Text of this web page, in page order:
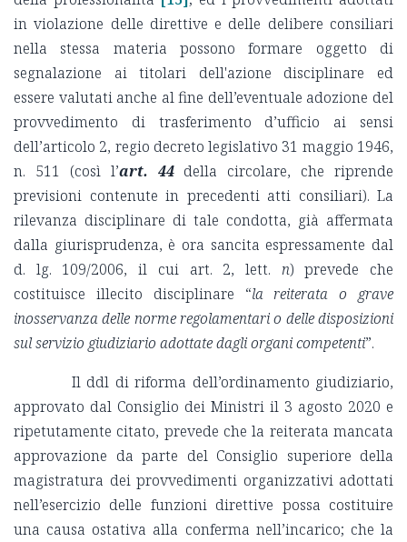
in violazione delle direttive e delle delibere consiliari
nella stessa materia possono formare oggetto di
segnalazione ai titolari dell'azione disciplinare ed
essere valutati anche al fine dell’eventuale adozione del
provvedimento di trasferimento d’ufficio ai sensi
dell’articolo 2, regio decreto legislativo 31 maggio 1946,
n. 511 (così l’art. 44della circolare, che riprende
previsioni contenute in precedenti atti consiliari). La
rilevanza disciplinare di tale condotta, già affermata
dalla giurisprudenza, è ora sancita espressamente dal
d. lg. 109/2006, il cui art. 2, lett. n) prevede che
costituisce illecito disciplinare “la reiterata o grave
inosservanza delle norme regolamentari o delle disposizioni
sul servizio giudiziario adottate dagli organi competenti”.
Il ddl di riforma dell’ordinamento giudiziario,
approvato dal Consiglio dei Ministri il 3 agosto 2020 e
ripetutamente citato, prevede che la reiterata mancata
approvazione da parte del Consiglio superiore della
magistratura dei provvedimenti organizzativi adottati
nell’esercizio delle funzioni direttive possa costituire
una causa ostativa alla conferma nell’incarico; che la